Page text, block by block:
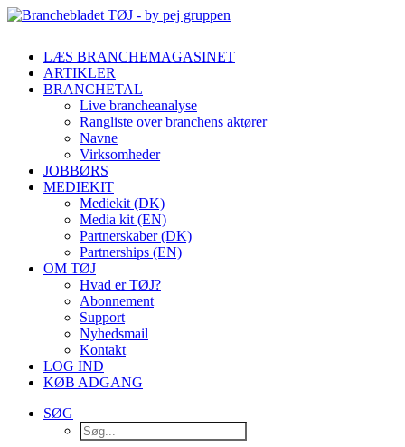
LÆS BRANCHEMAGASINET
ARTIKLER
BRANCHETAL
Live brancheanalyse
Rangliste over branchens aktører
Navne
Virksomheder
JOBBØRS
MEDIEKIT
Mediekit (DK)
Media kit (EN)
Partnerskaber (DK)
Partnerships (EN)
OM TØJ
Hvad er TØJ?
Abonnement
Support
Nyhedsmail
Kontakt
LOG IND
KØB ADGANG
SØG